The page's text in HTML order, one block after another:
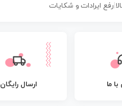
رفع ایرادات و شکایات
ما ارسال رایگان